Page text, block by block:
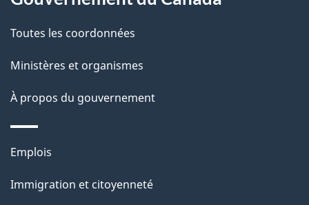
p
a
g
e
Toutes les coordonnées
Ministères et organismes
À propos du gouvernement
Thèmes
sujets
Emplois
Immigration et citoyenneté